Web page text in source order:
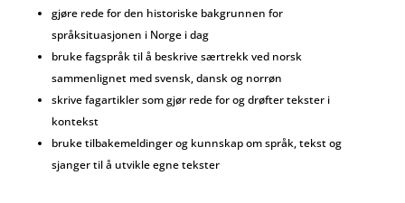
gjøre rede for den historiske bakgrunnen for
språksituasjonen i Norge i dag
bruke fagspråk til å beskrivesærtrekk ved norsk
sammenlignet med svensk, dansk og norrøn
skrive fagartikler som gjør rede for og drøfter tekster i
kontekst
bruke tilbakemeldinger og kunnskap om språk, tekst og
sjanger til å utvikleegne tekster